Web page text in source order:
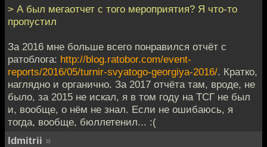
> А был мегаотчет с того мероприятия? Я что-то
пропустил
За 2016 мне больше всего понравился отчёт с
ратоблога: http://blog.ratobor.com/event-
reports/2016/05/turnir-svyatogo-georgiya-2016/. Кратко,
наглядно и органично. За 2017 отчёта там, вроде, не
было, за 2015 не искал, я в том году на ТСГ не был
и, вообще, о нём не знал. Если не ошибаюсь, я
тогда, вообще, бюллетенил... :(
ldmitrii »